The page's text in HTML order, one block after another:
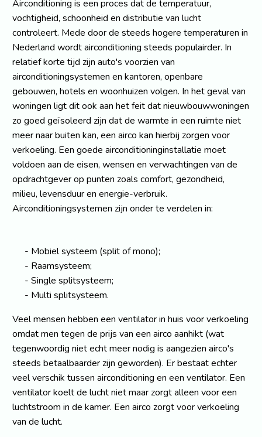
Airconditioning is een proces dat de temperatuur,
vochtigheid, schoonheid en distributie van lucht
controleert. Mede door de steeds hogere temperaturen in
Nederland wordt airconditioning steeds populairder. In
relatief korte tijd zijn auto's voorzien van
airconditioningsystemen en kantoren, openbare
gebouwen, hotels en woonhuizen volgen. In het geval van
woningen ligt dit ook aan het feit dat nieuwbouwwoningen
zo goed geïsoleerd zijn dat de warmte in een ruimte niet
meer naar buiten kan, een airco kan hierbij zorgen voor
verkoeling. Een goede airconditioninginstallatie moet
voldoen aan de eisen, wensen en verwachtingen van de
opdrachtgever op punten zoals comfort, gezondheid,
milieu, levensduur en energie-verbruik.
Airconditioningsystemen zijn onder te verdelen in:
Mobiel systeem (split of mono);
Raamsysteem;
Single splitsysteem;
Multi splitsysteem.
Veel mensen hebben een ventilator in huis voor verkoeling
omdat men tegen de prijs van een airco aanhikt (wat
tegenwoordig niet echt meer nodig is aangezien airco's
steeds betaalbaarder zijn geworden). Er bestaat echter
veel verschik tussen airconditioning en een ventilator. Een
ventilator koelt de lucht niet maar zorgt alleen voor een
luchtstroom in de kamer. Een airco zorgt voor verkoeling
van de lucht.